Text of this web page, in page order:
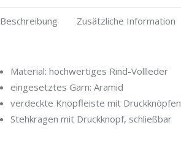
Beschreibung Zusätzliche Information
Material: hochwertiges Rind-Vollleder
eingesetztes Garn: Aramid
verdeckte Knopfleiste mit Druckknöpfen
Stehkragen mit Druckknopf, schließbar